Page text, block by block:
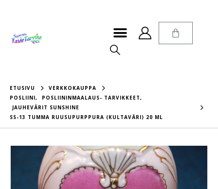
ETUSIVU
VERKKOKAUPPA
POSLIINI, POSLIININMAALAUS- TARVIKKEET,
JAUHEVÄRIT SUNSHINE
SS-13 TUMMA RUUSUPURPPURA (KULTAVÄRI) 20 ML